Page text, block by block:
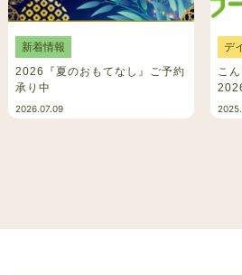
新着情報
2026『夏のおもてなし』ご予約
承り中
2026.07.09
デ
こ